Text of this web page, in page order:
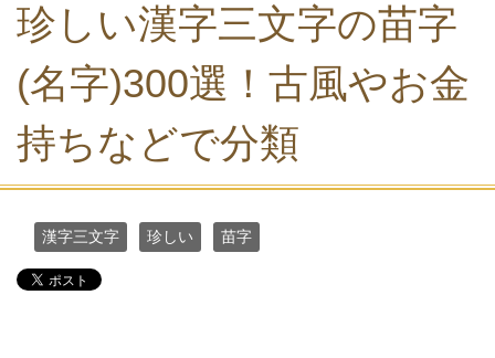
珍しい漢字三文字の苗字
(名字)300選！古風やお金
持ちなどで分類
漢字三文字 珍しい 苗字